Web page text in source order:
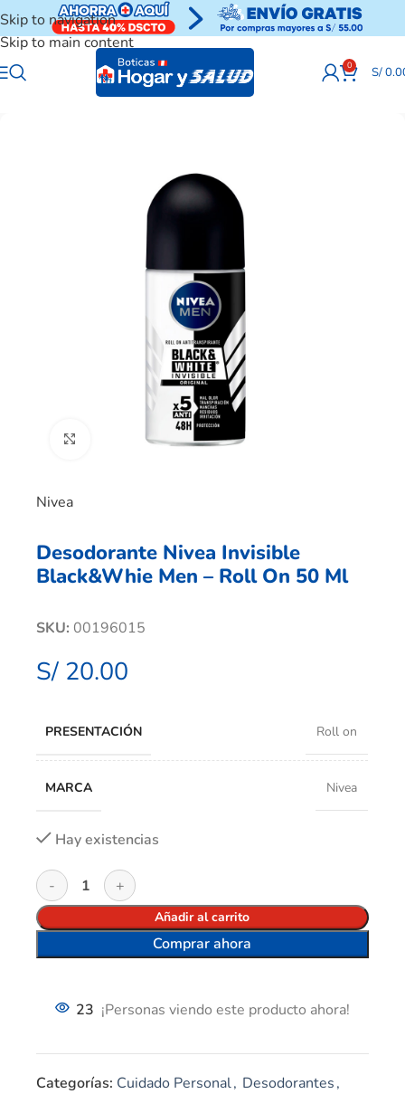
Skip to navigation
Skip to main content
0 S/
Clic para ampliar
Nivea
Desodorante Nivea Invisible
Black&Whie Men – Roll On 50 Ml
SKU: 00196015
S/ 20.00
PRESENTACIÓN Roll on
MARCA Nivea
Hay existencias
Añadir al carrito
Comprar ahora
23 ¡Personas viendo este producto ahora!
Categorías: Cuidado Personal, Desodorantes,